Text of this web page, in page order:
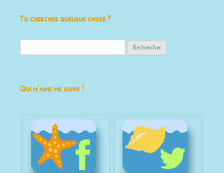
Tu cherches quelque chose ?
Qui m’aime me suive !